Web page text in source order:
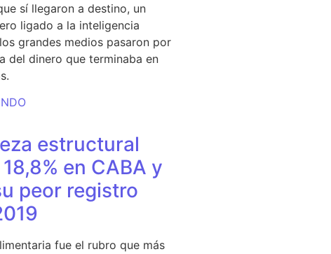
sí llegaron a destino, un
ligado a la inteligencia
grandes medios pasaron por
del dinero que terminaba en
estructural
en CABA y
peor registro
fue el rubro que más